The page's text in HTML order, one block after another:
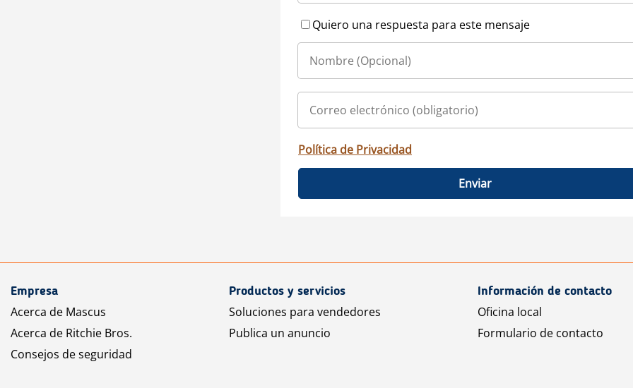
Quiero una respuesta para este mensaje
Política de Privacidad
Enviar
Empresa
Acerca de Mascus
Acerca de Ritchie Bros.
Consejos de seguridad
Productos y servicios
Soluciones para vendedores
Publica un anuncio
Información de contacto
Oficina local
Formulario de contacto